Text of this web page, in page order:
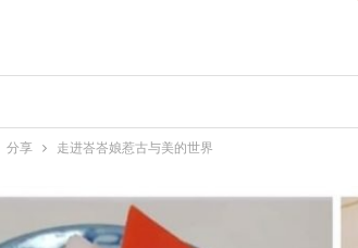
分享 走进峇峇娘惹古与美的世界